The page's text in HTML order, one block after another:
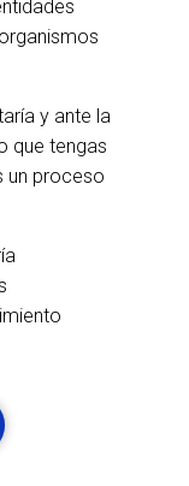
y ante la
que tengas
un proceso